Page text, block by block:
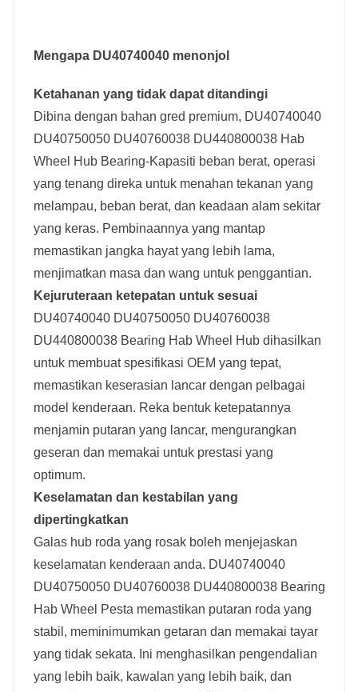
Mengapa DU40740040 menonjol
Ketahanan yang tidak dapat ditandingi
Dibina dengan bahan gred premium, DU40740040
DU40750050 DU40760038 DU440800038 Hab
Wheel Hub Bearing-Kapasiti beban berat, operasi
yang tenang direka untuk menahan tekanan yang
melampau, beban berat, dan keadaan alam sekitar
yang keras. Pembinaannya yang mantap
memastikan jangka hayat yang lebih lama,
menjimatkan masa dan wang untuk penggantian.
Kejuruteraan ketepatan untuk sesuai
DU40740040 DU40750050 DU40760038
DU440800038 Bearing Hab Wheel Hub dihasilkan
untuk membuat spesifikasi OEM yang tepat,
memastikan keserasian lancar dengan pelbagai
model kenderaan. Reka bentuk ketepatannya
menjamin putaran yang lancar, mengurangkan
geseran dan memakai untuk prestasi yang
optimum.
Keselamatan dan kestabilan yang
dipertingkatkan
Galas hub roda yang rosak boleh menjejaskan
keselamatan kenderaan anda. DU40740040
DU40750050 DU40760038 DU440800038 Bearing
Hab Wheel Pesta memastikan putaran roda yang
stabil, meminimumkan getaran dan memakai tayar
yang tidak sekata. Ini menghasilkan pengendalian
yang lebih baik, kawalan yang lebih baik, dan